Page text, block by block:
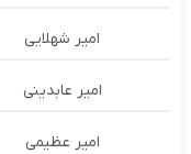
امیر شهلایی
امیر عابدینی
امیر عظیمی